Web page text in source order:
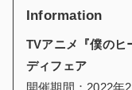
Information
TVアニメ『僕のヒ
ディフェア